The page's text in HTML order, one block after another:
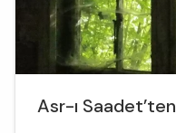
Asr-ı